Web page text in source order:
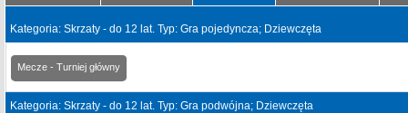
Kategoria: Skrzaty - do 12 lat. Typ: Gra pojedyncza; Dziewczęta
Mecze - Turniej główny
Kategoria: Skrzaty - do 12 lat. Typ: Gra podwójna; Dziewczęta